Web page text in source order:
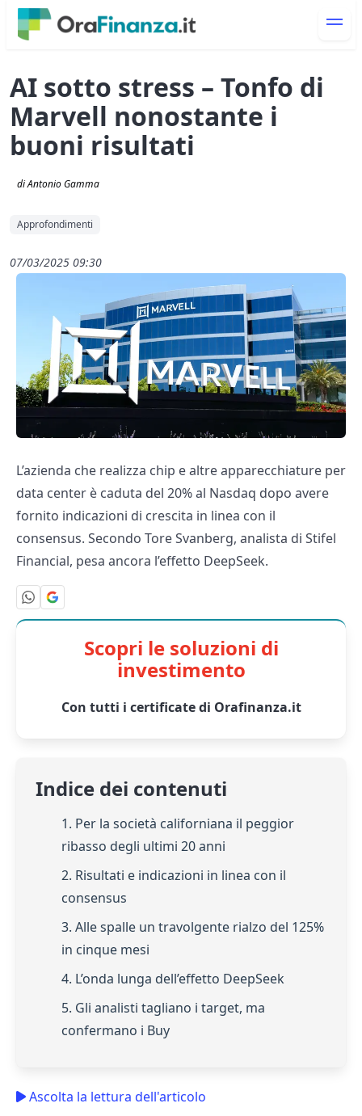
AI sotto stress – Tonfo di
Marvell nonostante i
buoni risultati
di Antonio Gamma
Approfondimenti
07/03/2025 09:30
L’azienda che realizza chip e altre apparecchiature per
data center è caduta del 20% al Nasdaq dopo avere
fornito indicazioni di crescita in linea con il
consensus. Secondo Tore Svanberg, analista di Stifel
Financial, pesa ancora l’effetto DeepSeek.
Scopri le soluzioni di
investimento
Con tutti i certificate di Orafinanza.it
Indice dei contenuti
1. Per la società californiana il peggior
ribasso degli ultimi 20 anni
2. Risultati e indicazioni in linea con il
consensus
3. Alle spalle un travolgente rialzo del 125%
in cinque mesi
4. L’onda lunga dell’effetto DeepSeek
5. Gli analisti tagliano i target, ma
confermano i Buy
Ascolta la lettura dell'articolo